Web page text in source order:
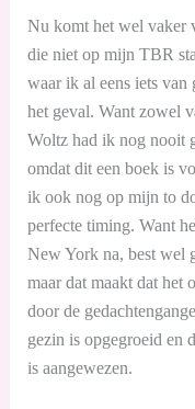
Nu komt het wel vaker
die niet op mijn TBR
waar ik al eens iets van
het geval. Want zowel
Woltz had ik nog nooit
omdat dit een boek is
ik ook nog op mijn to
perfecte timing. Want
New York na, best wel
maar dat maakt dat het
door de
gezin is opgegroeid en
is aangewezen.